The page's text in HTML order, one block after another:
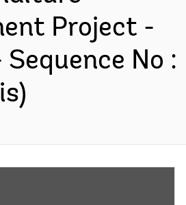
Project -
Sequence No :